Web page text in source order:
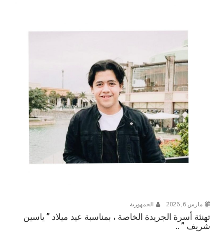
مارس 6, 2026 الجمهورية
تهنئة أسرة الجريدة الخاصة ، بمناسبة عيد ميلاد ” ياسين
شريف ” ..